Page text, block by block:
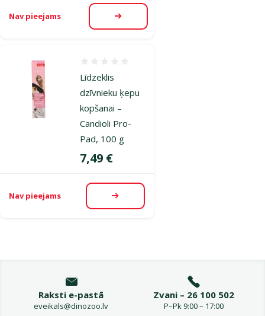
Nav pieejams Apskatīt
Līdzeklis
dzīvnieku ķepu
kopšanai –
Candioli Pro-
Pad, 100 g
Cena
7,49 €
Nav pieejams Apskatīt
Raksti e-pastā
eveikals@dinozoo.lv
Zvani – 26 100 502
P–Pk 9:00 – 17:00